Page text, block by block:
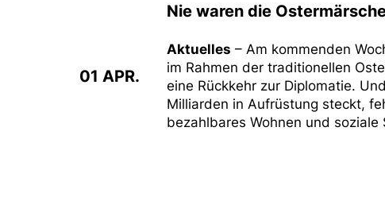
01 APR.
Nie waren die
Aktuelles – Am kommenden
im Rahmen der traditionellen
eine Rückkehr zur Diplomatie.
Milliarden in Aufrüstung steckt,
bezahlbares Wohnen und